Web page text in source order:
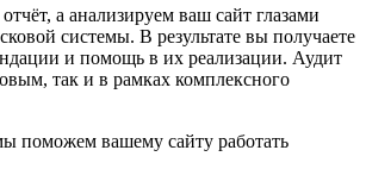
а анализируем ваш сайт глазами
системы. В результате вы получаете
и помощь в их реализации. Аудит
так и в рамках комплексного
поможем вашему сайту работать